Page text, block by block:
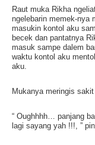
Raut muka Rikha
ngelebarin memek-nya
masukin kontol aku
becek dan pantatnya
masuk sampe dalem
waktu kontol aku
aku.
Mukanya meringis
“ Oughhhh… panjang
lagi sayang yah !!!, ”